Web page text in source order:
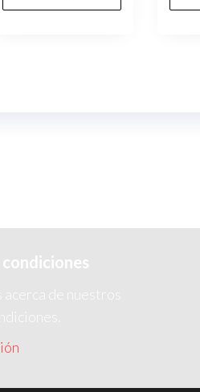
acerca de nuestros